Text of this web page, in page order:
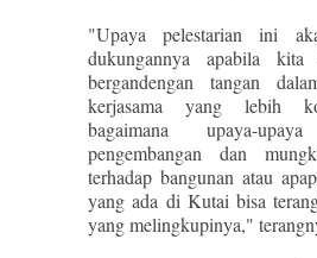
"Upaya pelestarian ini
dukungannya apabila kita
bergandengan tangan
kerjasama yang lebih
bagaimana upaya-
pengembangan dan
terhadap bangunan atau
yang ada di Kutai bisa
yang melingkupinya,"